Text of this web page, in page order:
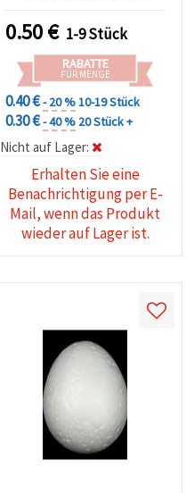
0.50€ 1-9 Stück
RABATTE
FÜR MENGE
0.40 €- 20 %10-19 Stück
0.30 €- 40 % 20 Stück +
Nicht auf Lager:
Erhalten Sie eine
Benachrichtigung per E-
Mail, wenn das Produkt
wieder auf Lager ist.